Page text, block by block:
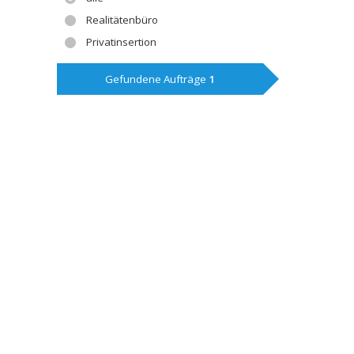
Realitätenbüro
Privatinsertion
Gefundene Aufträge 1